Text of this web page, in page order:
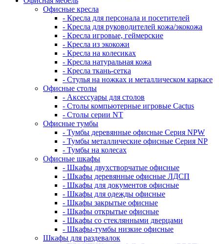
Офисные кресла
- Кресла для персонала и посетителей
- Кресла для руководителей кожа/экокожа
- Кресла игровые, геймерские
- Кресла из экокожи
- Кресла на колесиках
- Кресла натуральная кожа
- Кресла ткань-сетка
- Стулья на ножках и металлическом каркасе
Офисные столы
- Аксессуары для столов
- Столы компьютерные игровые Cactus
- Столы серии NT
Офисные тумбы
- Тумбы деревянные офисные Серия NPW
- Тумбы металлические офисные Серия NP
- Тумбы на колесах
Офисные шкафы
- Шкафы двухстворчатые офисные
- Шкафы деревянные офисные ЛДСП
- Шкафы для документов офисные
- Шкафы для одежды офисные
- Шкафы закрытые офисные
- Шкафы открытые офисные
- Шкафы со стеклянными дверцами
- Шкафы-тумбы низкие офисные
Шкафы для раздевалок